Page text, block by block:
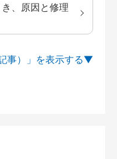
、原因と修理
事）」を